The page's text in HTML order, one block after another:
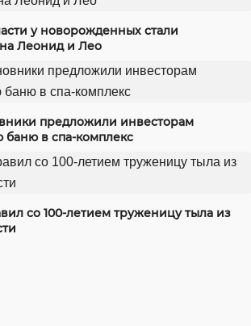
у новорожденных стали
Леонид и Лео
предложили инвесторам
баню в спа-комплекс
со 100-летием труженицу тыла из